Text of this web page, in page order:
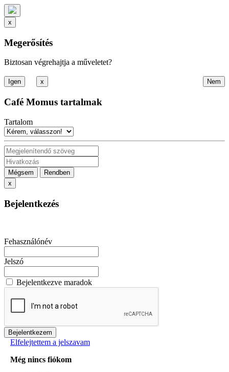
x
Megerősítés
Biztosan végrehajtja a műveletet?
x
Café Momus tartalmak
Tartalom
Mégsem
Rendben
x
Bejelentkezés
Fehasználónév
Jelszó
Bejelentkezve maradok
Elfelejtettem a jelszavam
Még nincs fiókom